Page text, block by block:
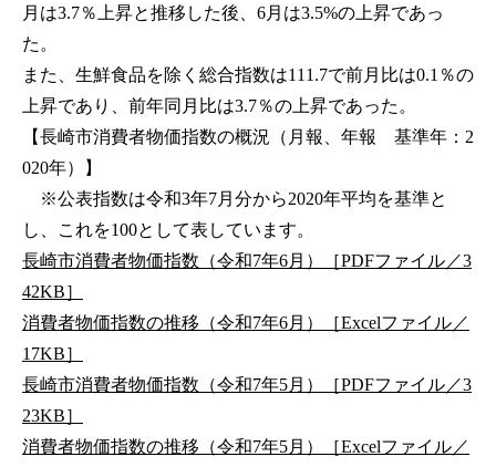
月は3.7％上昇と推移した後、6月は3.5%の上昇であっ
た。
また、生鮮食品を除く総合指数は111.7で前月比は0.1％の
上昇であり、前年同月比は3.7％の上昇であった。
【長崎市消費者物価指数の概況（月報、年報 基準年：2
020年）】
※公表指数は令和3年7月分から2020年平均を基準と
し、これを100として表しています。
長崎市消費者物価指数（令和7年6月）［PDFファイル／3
42KB］
消費者物価指数の推移（令和7年6月）［Excelファイル／
17KB］
長崎市消費者物価指数（令和7年5月）［PDFファイル／3
23KB］
消費者物価指数の推移（令和7年5月）［Excelファイル／